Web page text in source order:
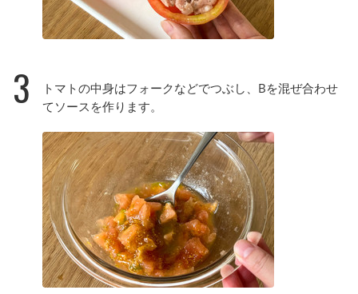
3
トマトの中身はフォークなどでつぶし、Bを混ぜ合わせ
てソースを作ります。